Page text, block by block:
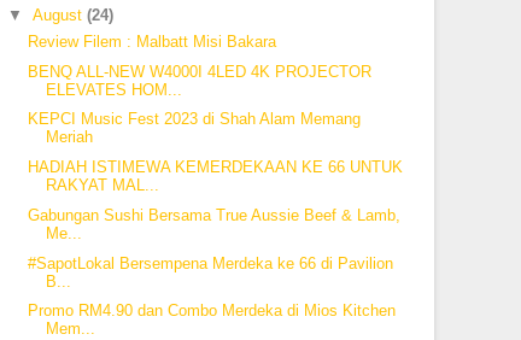
▼ August (24)
Review Filem : Malbatt Misi Bakara
BENQ ALL-NEW W4000I 4LED 4K PROJECTOR
ELEVATES HOM...
KEPCI Music Fest 2023 di Shah Alam Memang
Meriah
HADIAH ISTIMEWA KEMERDEKAAN KE 66 UNTUK
RAKYAT MAL...
Gabungan Sushi Bersama True Aussie Beef & Lamb,
Me...
#SapotLokal Bersempena Merdeka ke 66 di Pavilion
B...
Promo RM4.90 dan Combo Merdeka di Mios Kitchen
Mem...